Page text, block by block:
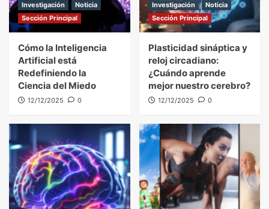
Investigación
Noticia
Sección Principal
Cómo la Inteligencia
Artificial está
Redefiniendo la
Ciencia del Miedo
12/12/2025 0
Investigación
Noticia
Sección Principal
Plasticidad sináptica y
reloj circadiano:
¿Cuándo aprende
mejor nuestro cerebro?
12/12/2025 0